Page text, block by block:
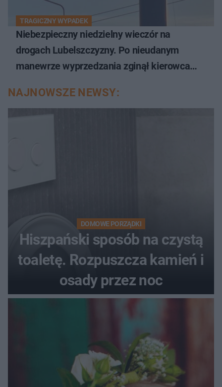
TRAGICZNY WYPADEK
Niebezpieczny niedzielny wieczór na
drogach Lubelszczyzny. Po nieudanym
manewrze wyprzedzania zginął kierowca
NAJNOWSZE NEWSY:
DOMOWE PORZĄDKI
Hiszpański sposób na czystą
toaletę. Rozpuszcza kamień i
osady przez noc